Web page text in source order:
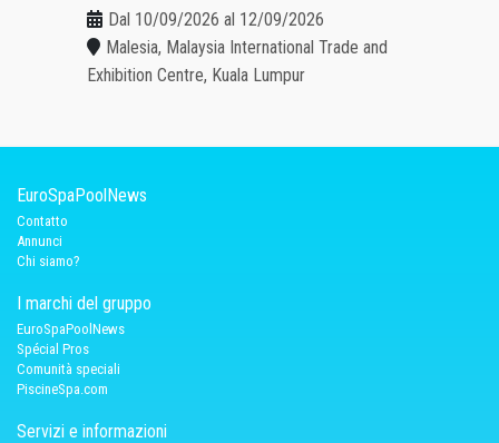
Dal 10/09/2026 al 12/09/2026
Malesia, Malaysia International Trade and
Exhibition Centre, Kuala Lumpur
EuroSpaPoolNews
Contatto
Annunci
Chi siamo?
I marchi del gruppo
EuroSpaPoolNews
Spécial Pros
Comunità speciali
PiscineSpa.com
Servizi e informazioni